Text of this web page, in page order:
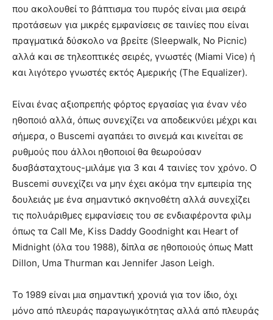
που ακολουθεί το βάπτισμα του πυρός είναι μια σειρά
προτάσεων για μικρές εμφανίσεις σε ταινίες που είναι
πραγματικά δύσκολο να βρείτε (Sleepwalk, No Picnic)
αλλά και σε τηλεοπτικές σειρές, γνωστές (Miami Vice) ή
και λιγότερο γνωστές εκτός Αμερικής (The Equalizer).
Είναι ένας αξιοπρεπής φόρτος εργασίας για έναν νέο
ηθοποιό αλλά, όπως συνεχίζει να αποδεικνύει μέχρι και
σήμερα, ο Buscemi αγαπάει το σινεμά και κινείται σε
ρυθμούς που άλλοι ηθοποιοί θα θεωρούσαν
δυσβάσταχτους-μιλάμε για 3 και 4 ταινίες τον χρόνο. Ο
Buscemi συνεχίζει να μην έχει ακόμα την εμπειρία της
δουλειάς με ένα σημαντικό σκηνοθέτη αλλά συνεχίζει
τις πολυάριθμες εμφανίσεις του σε ενδιαφέροντα φιλμ
όπως τα Call Me, Kiss Daddy Goodnight και Heart of
Midnight (όλα του 1988), δίπλα σε ηθοποιούς όπως Matt
Dillon, Uma Thurman και Jennifer Jason Leigh.
To 1989 είναι μια σημαντική χρονιά για τον ίδιο, όχι
μόνο από πλευράς παραγωγικότητας αλλά από πλευράς